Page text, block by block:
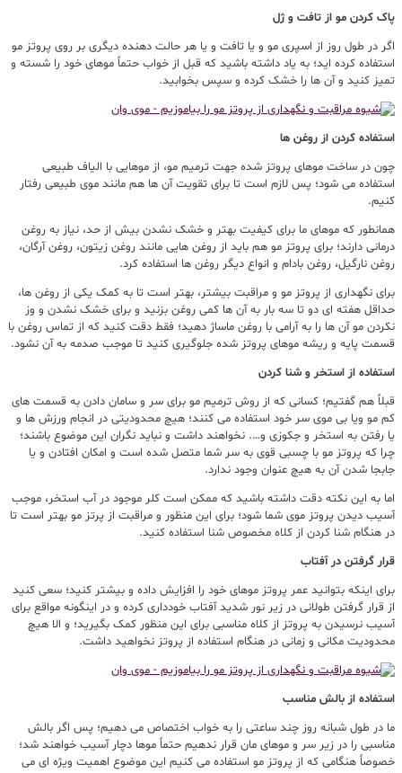
پاک کردن مو از تافت و ژل
اگر در طول روز از اسپری مو و یا تافت و یا هر حالت دهنده دیگری بر روی پروتز مو
استفاده کرده اید؛ به یاد داشته باشید که قبل از خواب حتماً موهای خود را شسته و
تمیز کنید و آن ها را خشک کرده و سپس بخوابید.
استفاده کردن از روغن ها
چون در ساخت موهای پروتز شده جهت ترمیم مو، از موهایی با الیاف طبیعی
استفاده می شود؛ پس لازم است تا برای تقویت آن ها هم مانند موی طبیعی رفتار
کنیم.
همانطور که موهای ما برای کیفیت بهتر و خشک نشدن بیش از حد، نیاز به روغن
درمانی دارند؛ برای پروتز مو هم باید از روغن هایی مانند روغن زیتون، روغن آرگان،
روغن نارگیل، روغن بادام و انواع دیگر روغن ها استفاده کرد.
برای نگهداری از پروتز مو و مراقبت بیشتر، بهتر است تا به کمک یکی از روغن ها،
حداقل هفته ای دو تا سه بار به آن ها کمی روغن بزنید و برای خشک نشدن و وز
نکردن مو آن ها را به آرامی با روغن ماساژ دهید؛ فقط دقت کنید که از تماس روغن با
قسمت پایه و ریشه موهای پروتز شده جلوگیری کنید تا موجب صدمه به آن نشود.
استفاده از استخر و شنا کردن
قبلاً هم گفتیم؛ کسانی که از روش ترمیم مو برای سر و سامان دادن به قسمت های
کم مو ویا بی موی سر خود استفاده می کنند؛ هیچ محدودیتی در انجام ورزش ها و
یا رفتن به استخر و جکوزی و…. نخواهند داشت و نباید نگران این موضوع باشند؛
چرا که پروتز مو با چسبی قوی به سر شما متصل شده است و امکان افتادن و یا
جابجا شدن آن به هیچ عنوان وجود ندارد.
اما به این نکته دقت داشته باشید که ممکن است کلر موجود در آب استخر، موجب
آسیب دیدن پروتز موی شما شود؛ برای این منظور و مراقبت از پرتز مو بهتر است تا
در هنگام شنا کردن از کلاه مخصوص شنا استفاده کنید.
قرار گرفتن در آفتاب
برای اینکه بتوانید عمر پروتز موهای خود را افزایش داده و بیشتر کنید؛ سعی کنید
از قرار گرفتن طولانی در زیر نور شدید آفتاب خودداری کرده و در اینگونه مواقع برای
آسیب نرسیدن به پروتز از کلاه مناسبی برای این منظور کمک بگیرید؛ و الا هیچ
محدودیت مکانی و زمانی در هنگام استفاده از پروتز نخواهید داشت.
استفاده از بالش مناسب
ما در طول شبانه روز چند ساعتی را به خواب اختصاص می دهیم؛ پس اگر بالش
مناسبی را در زیر سر و موهای مان قرار ندهیم حتماً موها دچار آسیب خواهند شد؛
خصوصاً هنگامی که از پروتز مو استفاده می کنیم این موضوع اهمیت ویژه ای می